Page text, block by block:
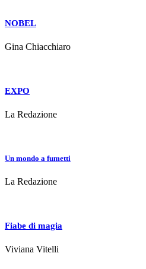
NOBEL
Gina Chiacchiaro
EXPO
La Redazione
Un mondo a fumetti
La Redazione
Fiabe di magia
Viviana Vitelli